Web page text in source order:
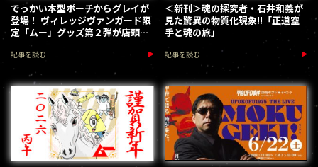
でっかい本型ポーチからグレイが
登場！ ヴィレッジヴァンガード限
定「ムー」グッズ第２弾が店頭に
登場
記事を読む
＜新刊＞魂の探究者・石井和義が
見た驚異の物質化現象!!「正道空
手と魂の旅」
記事を読む